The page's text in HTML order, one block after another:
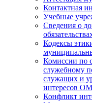
Контактная
Учебные
Сведения о
Кодексы
Комиссии по
служебному
служащих и
интересов
Конфликт